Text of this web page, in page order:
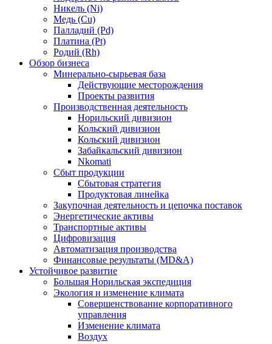
Никель (Ni)
Медь (Cu)
Палладий (Pd)
Платина (Pt)
Родий (Rh)
Обзор бизнеса
Минерально-сырьевая база
Действующие месторождения
Проекты развития
Производственная деятельность
Норильский дивизион
Кольский дивизион
Кольский дивизион
Забайкальский дивизион
Nkomati
Сбыт продукции
Сбытовая стратегия
Продуктовая линейка
Закупочная деятельность и цепочка поставок
Энергетические активы
Транспортные активы
Цифровизация
Автоматизация производства
Финансовые результаты (MD&A)
Устойчивое развитие
Большая Норильская экспедиция
Экология и изменение климата
Совершенствование корпоративного
управления
Изменение климата
Воздух